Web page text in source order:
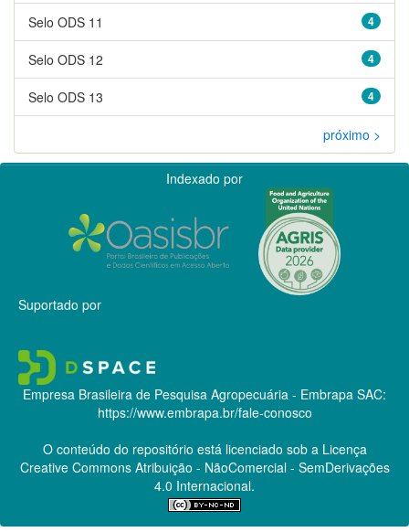
4
Selo ODS 11
4
Selo ODS 12
4
Selo ODS 13
próximo >
Indexado por
Suportado por
Empresa Brasileira de Pesquisa Agropecuária - Embrapa SAC:
https://www.embrapa.br/fale-conosco
O conteúdo do repositório está licenciado sob a Licença
Creative CommonsAtribuição - NãoComercial - SemDerivações
4.0 Internacional.